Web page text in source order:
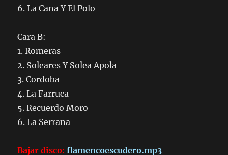
6. La Cana Y El Polo
Cara B:
1. Romeras
2. Soleares Y Solea Apola
3. Cordoba
4. La Farruca
5. Recuerdo Moro
6. La Serrana
Bajar disco:flamencoescudero.mp3